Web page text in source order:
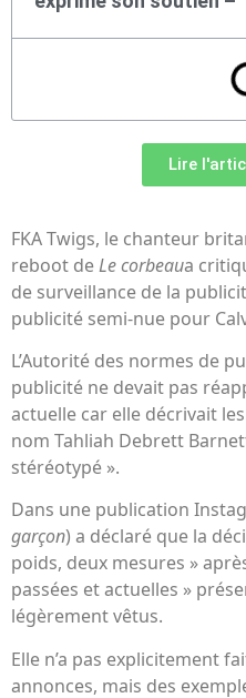
Lire
FKA Twigs, le chanteur
reboot deLe corbeaua
de surveillance de la
publicité semi-nue pour
L’Autorité des normes de
publicité ne devait pas
actuelle car elle décrivait
nom Tahliah Debrett
stéréotypé ».
Dans une publication
garçon) a déclaré que la
poids, deux mesures »
passées et actuelles »
légèrement vêtus.
Elle n’a pas explicitement
annonces, mais des